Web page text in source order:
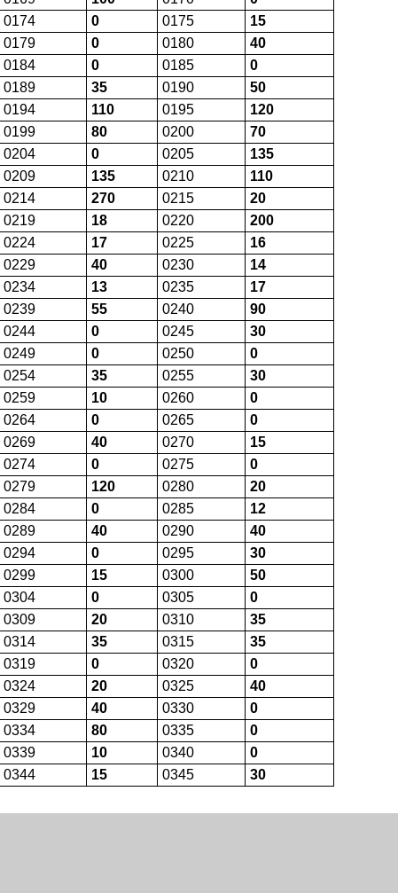
0174 0 0175
15
0179 0 0180
40
0184 0 0185
0
0189 35 0190
50
0194 110 0195
120
0199 80 0200
70
0204 0 0205
135
0209 135 0210
110
0214 270 0215
20
0219 18 0220
200
0224 17 0225
16
0229 40 0230
14
0234 13 0235
17
0239 55 0240
90
0244 0 0245
30
0249 0 0250
0
0254 35 0255
30
0259 10 0260
0
0264 0 0265
0
0269 40 0270
15
0274 0 0275
0
0279 120 0280
20
0284 0 0285
12
0289 40 0290
40
0294 0 0295
30
0299 15 0300
50
0304 0 0305
0
0309 20 0310
35
0314 35 0315
35
0319 0 0320
0
0324 20 0325
40
0329 40 0330
0
0334 80 0335
0
0339 10 0340
0
0344 15 0345 30